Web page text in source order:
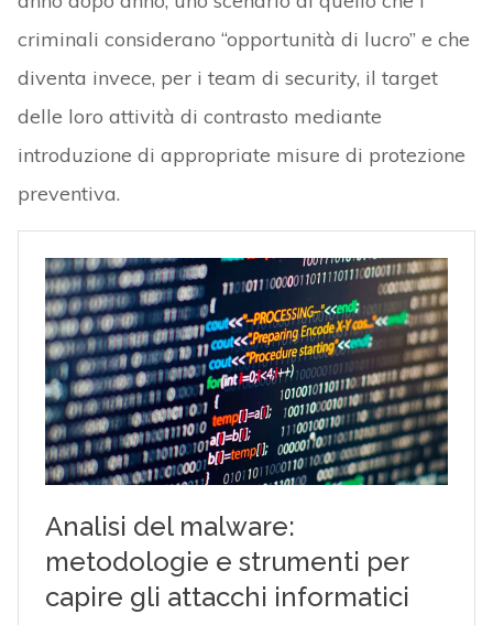
criminali considerano “opportunità di lucro” e che
diventa invece, per i team di security, il target
delle loro attività di contrasto mediante
introduzione di appropriate misure di protezione
preventiva.